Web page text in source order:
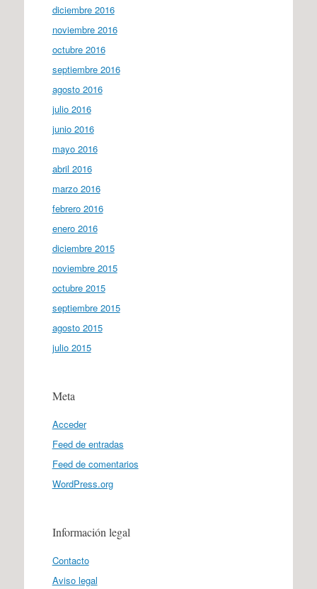
diciembre 2016
noviembre 2016
octubre 2016
septiembre 2016
agosto 2016
julio 2016
junio 2016
mayo 2016
abril 2016
marzo 2016
febrero 2016
enero 2016
diciembre 2015
noviembre 2015
octubre 2015
septiembre 2015
agosto 2015
julio 2015
Meta
Acceder
Feed de entradas
Feed de comentarios
WordPress.org
Información legal
Contacto
Aviso legal